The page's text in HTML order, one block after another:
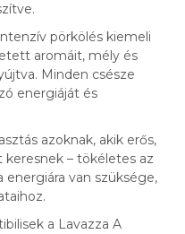
pörkölés kiemeli
aromáit, mély és
Minden csésze
energiáját és
azoknak, akik erős,
keresnek – tökéletes az
van szüksége,
a Lavazza A